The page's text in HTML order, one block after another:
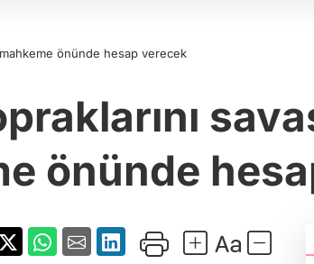
önünde hesap verecek
önünde